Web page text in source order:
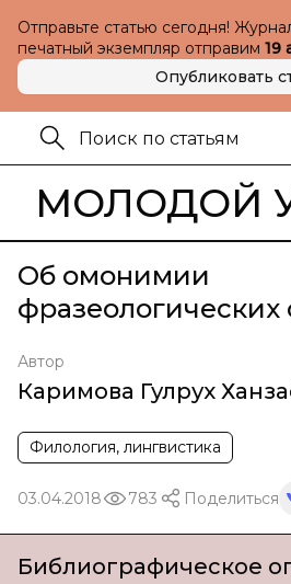
Отправьте статью сегодня!
печатный экземпляр отправим 19
Опубликовать
МОЛОДОЙ
Об омонимии
фразеологических
Автор
Каримова Гулрух
Филология, лингвистика
03.04.2018 783 Поделиться
Библиографическое